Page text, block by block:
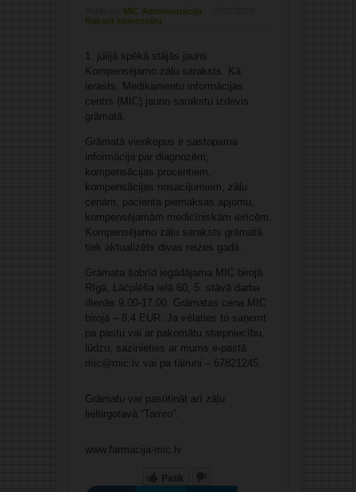
MIC Administrācija
Rakstīt komentāru
1. jūlijā spēkā stājās jauns
Kompensējamo zāļu saraksts. Kā
ierasts, Medikamentu informācijas
centrs (MIC) jauno sarakstu izdevis
grāmatā.
Grāmatā vienkopus ir sastopama
informācija par diagnozēm,
kompensācijas procentiem,
kompensācijas nosacījumiem, zāļu
cenām, pacienta piemaksas apjomu,
kompensējamām medicīniskām ierīcēm.
Kompensējamo zāļu saraksts grāmatā
tiek aktualizēts divas reizes gadā.
Grāmata šobrīd iegādājama MIC birojā
Rīgā, Lāčplēša ielā 60, 5. stāvā darba
dienās 9.00-17.00. Grāmatas cena MIC
birojā – 8,4 EUR. Ja vēlaties to saņemt
pa pastu vai ar pakomātu starpniecību,
lūdzu, sazinieties ar mums e-pastā
mic@mic.lv vai pa tālruni – 67821245.
Grāmatu var pasūtināt arī zāļu
lieltirgotavā “Tamro”.
www.farmacija-mic.lv
Patīk